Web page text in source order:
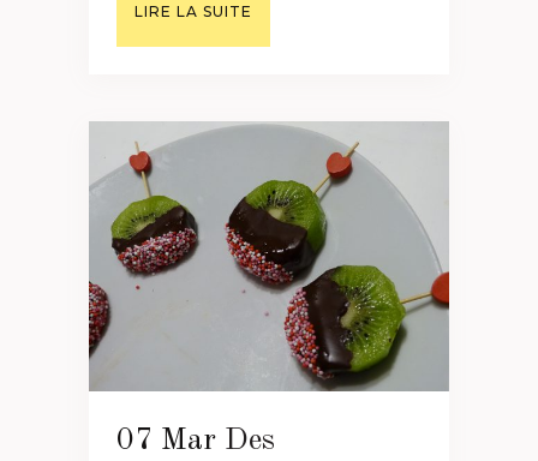
LIRE LA SUITE
07 Mar Des